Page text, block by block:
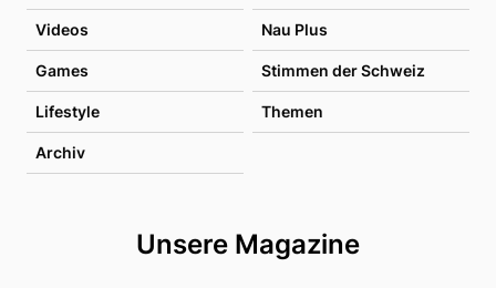
Videos Nau Plus
Games Stimmen der Schweiz
Lifestyle Themen
Archiv
Unsere Magazine